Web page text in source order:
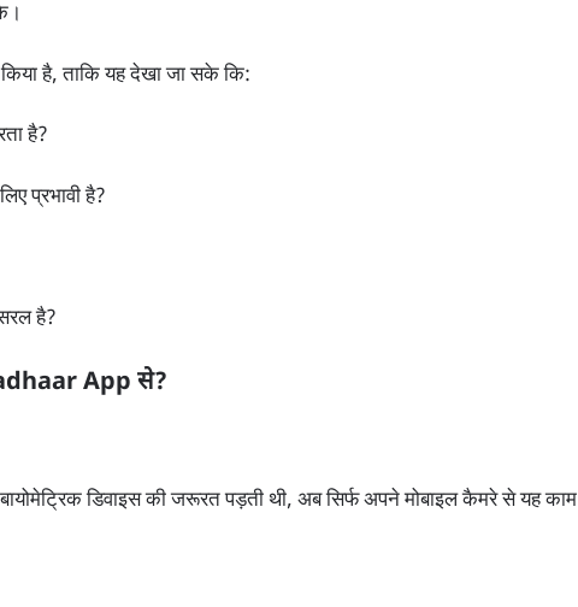
है, ताकि यह देखा जा सके कि:
है?
प्रभावी है?
है?
App से?
डिवाइस की जरूरत पड़ती थी, अब सिर्फ अपने मोबाइल कैमरे से यह काम